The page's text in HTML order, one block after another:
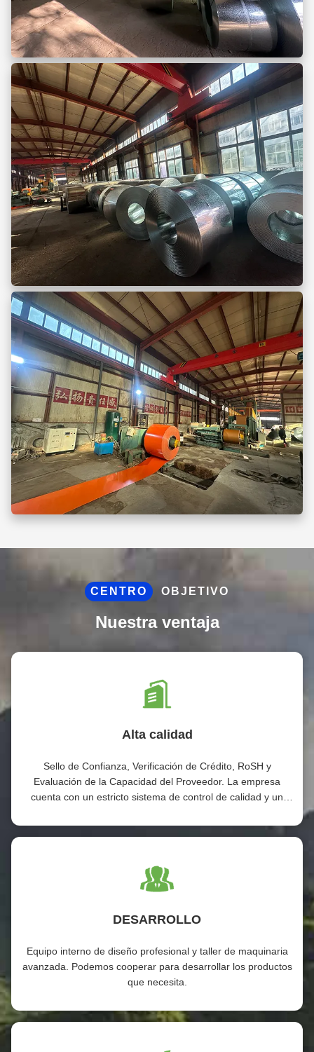
CENTRO OBJETIVO
Nuestra ventaja
Alta calidad
Sello de Confianza, Verificación de Crédito, RoSH y
Evaluación de la Capacidad del Proveedor. La empresa
cuenta con un estricto sistema de control de calidad y un
DESARROLLO
Equipo interno de diseño profesional y taller de maquinaria
avanzada. Podemos cooperar para desarrollar los productos
que necesita.